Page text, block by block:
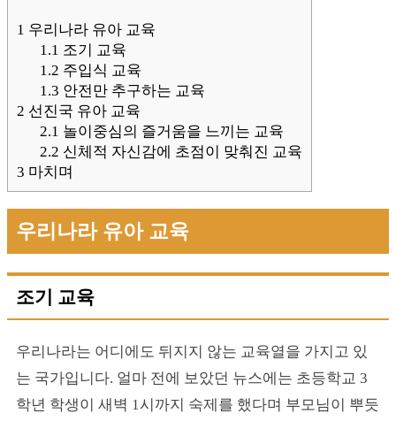
1 우리나라 유아 교육
1.1 조기 교육
1.2 주입식 교육
1.3 안전만 추구하는 교육
2 선진국 유아 교육
2.1 놀이중심의 즐거움을 느끼는 교육
2.2 신체적 자신감에 초점이 맞춰진 교육
3 마치며
우리나라 유아 교육
조기 교육
우리나라는 어디에도 뒤지지 않는 교육열을 가지고 있
는 국가입니다. 얼마 전에 보았던 뉴스에는 초등학교 3
학년 학생이 새벽 1시까지 숙제를 했다며 부모님이 뿌듯